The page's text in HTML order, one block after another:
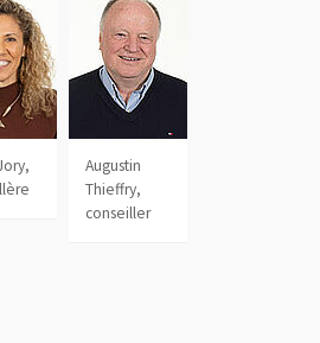
Augustin
Thieffry,
conseiller